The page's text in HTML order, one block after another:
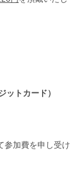
ットカード）
参加費を申し受け